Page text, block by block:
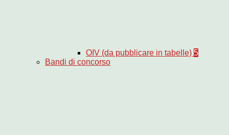
OIV (da pubblicare in tabelle) 5
Bandi di concorso